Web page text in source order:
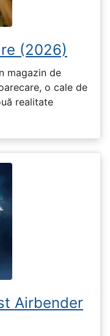
(2026)
magazin de
o cale de
realitate
Airbender